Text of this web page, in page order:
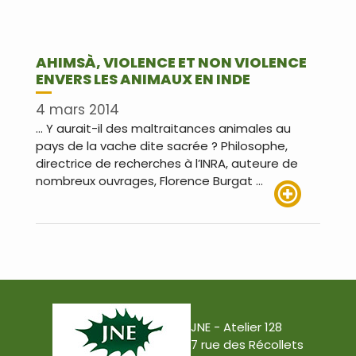
AHIMSÀ, VIOLENCE ET NON VIOLENCE
ENVERS LES ANIMAUX EN INDE
4 mars 2014
… Y aurait-il des maltraitances animales au
pays de la vache dite sacrée ? Philosophe,
directrice de recherches à l’INRA, auteure de
nombreux ouvrages, Florence Burgat …
JNE - Atelier 128
7 rue des Récollets